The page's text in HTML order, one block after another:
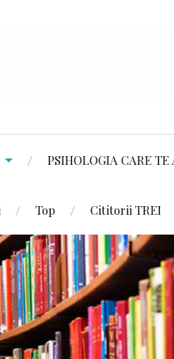
PSIHOLOGIA CARE TE
Top Cititorii TREI